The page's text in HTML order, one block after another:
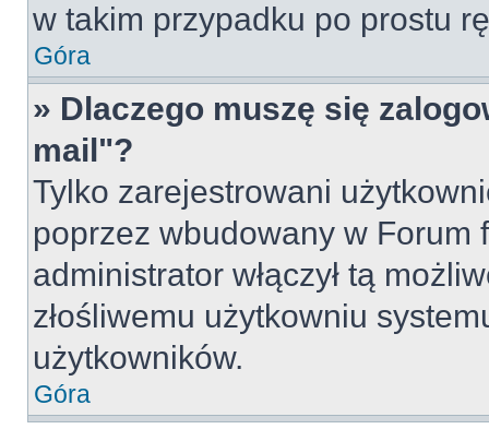
w takim przypadku po prostu
Góra
» Dlaczego muszę się
mail"?
Tylko zarejestrowani
poprzez wbudowany w Forum
administrator włączył tą
złośliwemu użytkowniu
użytkowników.
Góra